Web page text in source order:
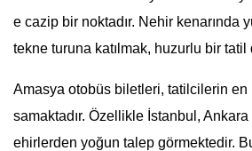
e cazip bir noktadır. Nehir kenarında
tekne turuna katılmak, huzurlu bir tatil
Amasya otobüs biletleri, tatilcilerin en
samaktadır. Özellikle İstanbul,
ehirlerden yoğun talep görmektedir.